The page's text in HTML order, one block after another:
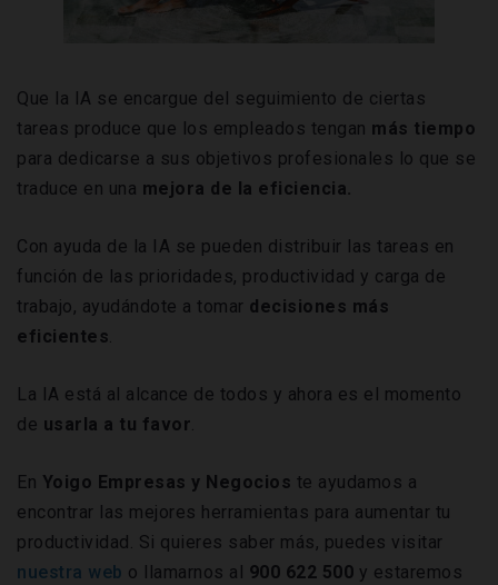
Que la IA se encargue del seguimiento de ciertas
tareas produce que los empleados tengan más tiempo
para dedicarse a sus objetivos profesionales lo que se
traduce en una mejora de la eficiencia.
Con ayuda de la IA se pueden distribuir las tareas en
función de las prioridades, productividad y carga de
trabajo, ayudándote a tomar decisiones más
eficientes.
La IA está al alcance de todos y ahora es el momento
de usarla a tu favor.
En Yoigo Empresas y Negocios te ayudamos a
encontrar las mejores herramientas para aumentar tu
productividad. Si quieres saber más, puedes visitar
nuestra web o llamarnos al 900 622 500 y estaremos